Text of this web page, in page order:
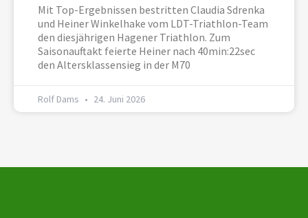
Mit Top-Ergebnissen bestritten Claudia Sdrenka
und Heiner Winkelhake vom LDT-Triathlon-Team
den diesjährigen Hagener Triathlon. Zum
Saisonauftakt feierte Heiner nach 40min:22sec
den Altersklassensieg in der M70
Rolf Dams 24. Juni 2026